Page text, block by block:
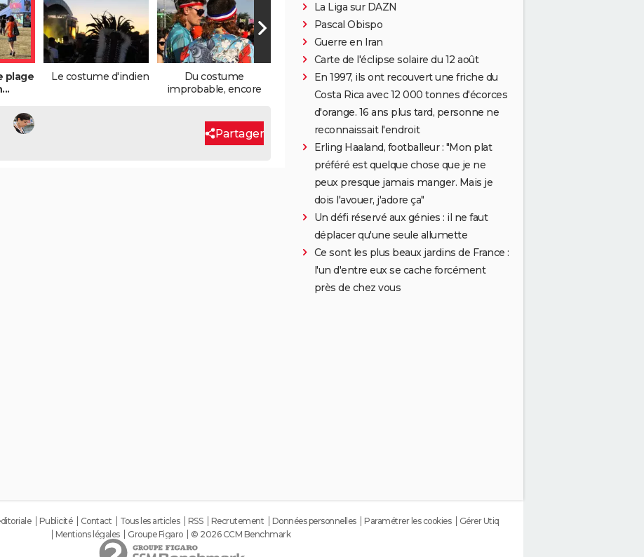
plage
Le costume d'indien
Du costume
improbable, encore
Partager
La Liga sur DAZN
Pascal Obispo
Guerre en Iran
Carte de l'éclipse solaire du 12 août
En 1997, ils ont recouvert une friche du
Costa Rica avec 12 000 tonnes d'écorces
d'orange. 16 ans plus tard, personne ne
reconnaissait l'endroit
Erling Haaland, footballeur : "Mon plat
préféré est quelque chose que je ne
peux presque jamais manger. Mais je
dois l'avouer, j'adore ça"
Un défi réservé aux génies : il ne faut
déplacer qu'une seule allumette
Ce sont les plus beaux jardins de France :
l'un d'entre eux se cache forcément
près de chez vous
Publicité Contact Tous les articles RSS Recrutement Données personnelles Paramétrer les cookies
Gérer Utiq
Mentions légales
Groupe Figaro © 2026 CCM Benchmark